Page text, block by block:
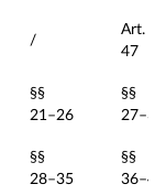
/
Art.
47
§§
21–26
§§
27–35
§§
28–35
§§
36–43